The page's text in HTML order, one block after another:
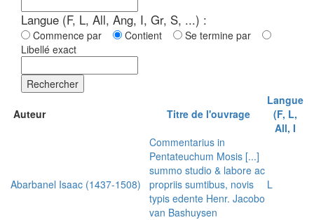
Langue (F, L, All, Ang, I, Gr, S, ...) :
Commence par Contient
Se termine par
Libellé exact
Rechercher
Auteur Titre de l'ouvrage
Langue
(F, L,
All, I
Abarbanel Isaac (1437-1508)
Commentarius in
Pentateuchum Mosis [...]
summo studio & labore ac
propriis sumtibus, novis
typis edente Henr. Jacobo
van Bashuysen
L